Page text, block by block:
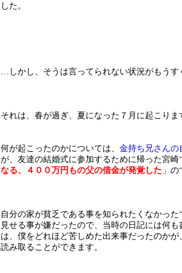
した。
…しかし、そうは言ってられない状況がもうす
それは、春が過ぎ、夏になった７月に起こりま
何が起こったのかについては、 金持ち兄さんの
が、友達の結婚式に参加するために帰った宮崎
なる、４００万円もの父の借金が発覚した 」
自分の家が貧乏である事を知られたくなかっ
見せる事が嫌だったので、当時の日記には何
は、僕をどれほど苦しめた出来事だったのか
読み取ることができます。